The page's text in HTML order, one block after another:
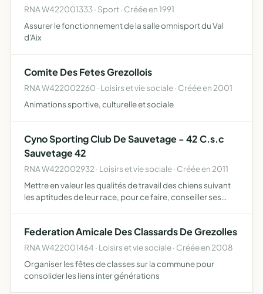
RNA W422001333 · Sport · Créée en 1991
Assurer le fonctionnement de la salle omnisport du Val
d'Aix
Comite Des Fetes Grezollois
RNA W422002260 · Loisirs et vie sociale · Créée en 2001
Animations sportive, culturelle et sociale
Cyno Sporting Club De Sauvetage - 42 C.s.c
Sauvetage 42
RNA W422002932 · Loisirs et vie sociale · Créée en 2011
Mettre en valeur les qualités de travail des chiens suivant
les aptitudes de leur race, pour ce faire, conseiller ses
Federation Amicale Des Classards De Grezolles
RNA W422001464 · Loisirs et vie sociale · Créée en 2008
Organiser les fêtes de classes sur la commune pour
consolider les liens inter générations